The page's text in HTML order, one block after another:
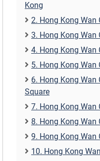
Kong
2. Hong Kong Wan
3. Hong Kong Wan
4. Hong Kong Wan
5. Hong Kong Wan
6. Hong Kong Wan
Square
7. Hong Kong Wan
8. Hong Kong Wan
9. Hong Kong Wan
10. Hong Kong